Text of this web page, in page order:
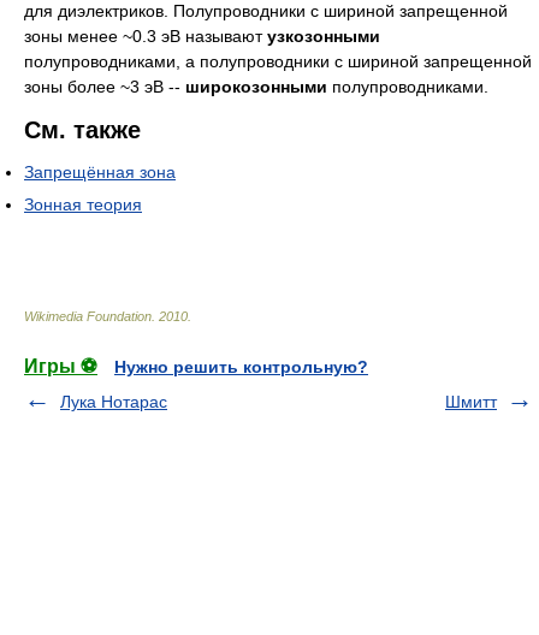
для диэлектриков. Полупроводники с шириной запрещенной
зоны менее ~0.3 эВ называютузкозонными
полупроводниками, а полупроводники с шириной запрещенной
зоны более ~3 эВ -- широкозонными полупроводниками.
См. также
Запрещённая зона
Зонная теория
Wikimedia Foundation 2010
Игры ⚽
Нужно решить контрольную?
Лука Нотарас
Шмитт